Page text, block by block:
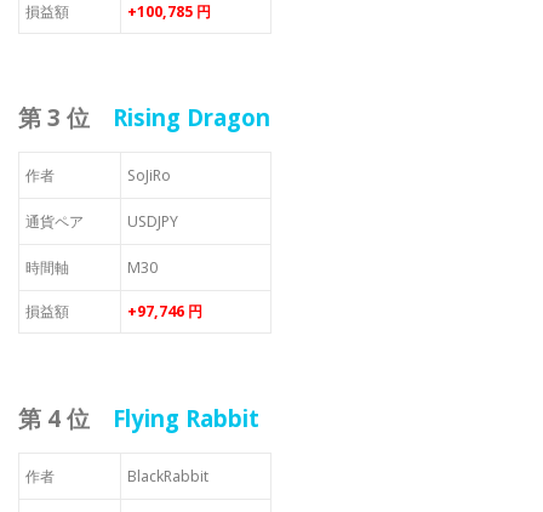
損益額 +100,785 円
第 3 位 Rising Dragon
作者 SoJiRo
通貨ペア USDJPY
時間軸 M30
損益額 +97,746 円
第 4 位 Flying Rabbit
作者 BlackRabbit